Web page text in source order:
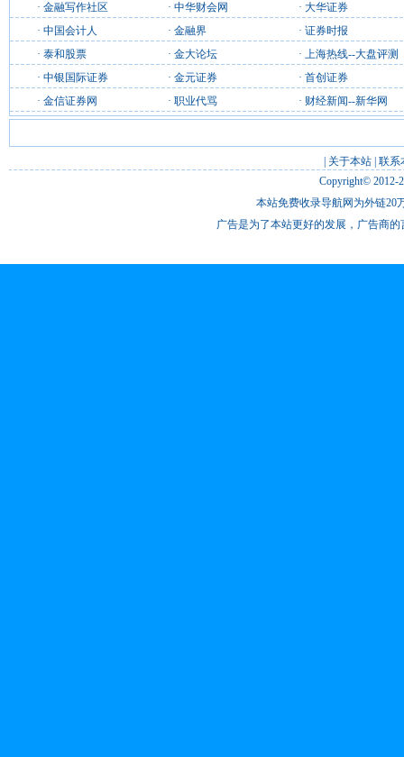
· 金融写作社区 · 中华财会网 · 大华证券
· 中国会计人 · 金融界 · 证券时报
· 泰和股票 · 金大论坛 · 上海热线--大盘评测
· 中银国际证券 · 金元证券 · 首创证券
· 金信证券网 · 职业代骂 · 财经新闻--新华网
关于本站 联系
Copyright© 2012-
本站免费收录导航网为外链20
广告是为了本站更好的发展，广告商